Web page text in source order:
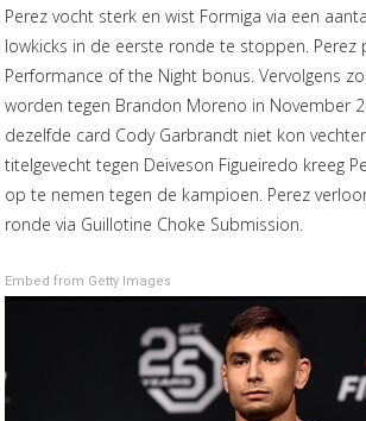
Perez vocht sterk en wist Formiga via een
lowkicks in de eerste ronde te stoppen. Perez
Performance of the Night bonus. Vervolgens
worden tegen Brandon Moreno in November
dezelfde card Cody Garbrandt niet kon
titelgevecht tegen Deiveson Figueiredo kreeg
op te nemen tegen de kampioen. Perez
ronde via Guillotine Choke Submission.
Embed from Getty Images